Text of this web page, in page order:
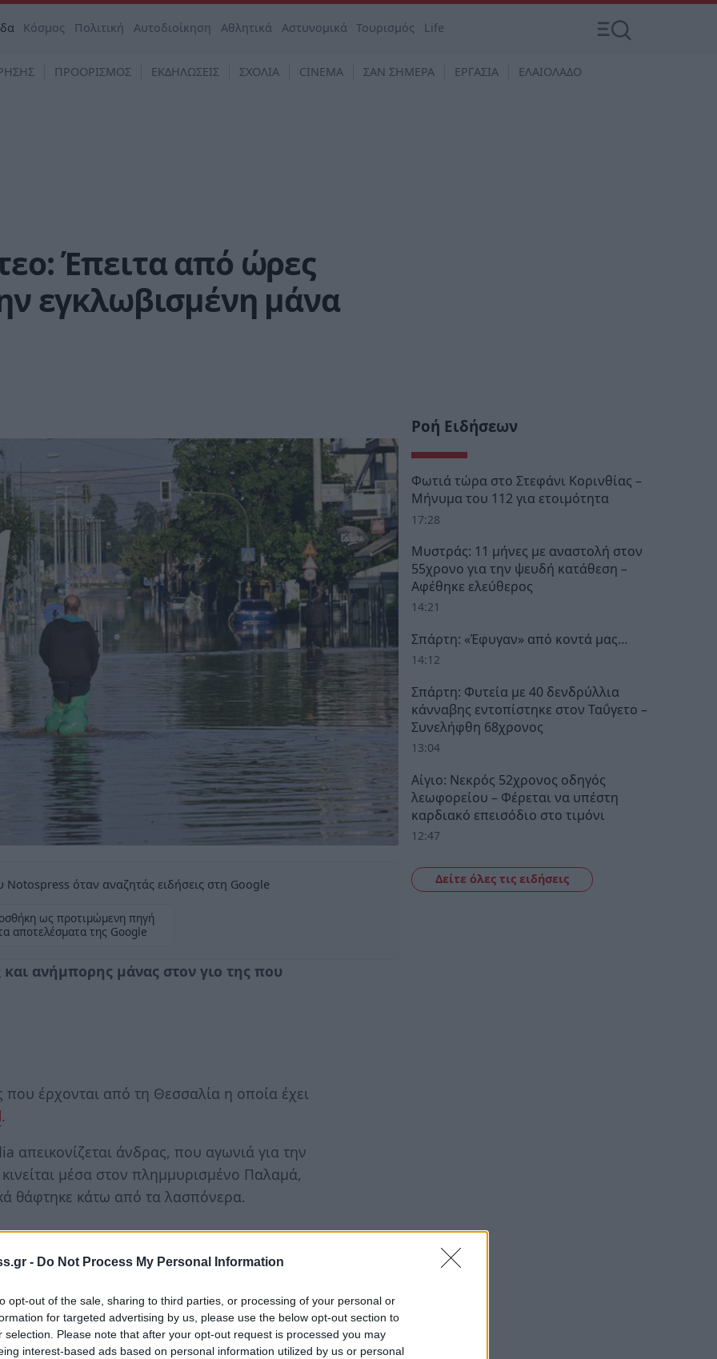
- Do Not Process My Personal Information
opt-out of the sale, sharing to third parties, or processing of your personal or
for targeted advertising by us, please use the below opt-out section to
selection. Please note that after your opt-out request is processed you may
interest-based ads based on personal information utilized by us or personal
Κόσμος Πολιτική Αυτοδιοίκηση Αθλητικά Αστυνομικά Τουρισμός Life
ΠΡΟΟΡΙΣΜΟΣ ΕΚΔΗΛΩΣΕΙΣ ΣΧΟΛΙΑ CINEMA ΣΑΝ ΣΗΜΕΡΑ ΕΡΓΑΣΙΑ ΕΛΑΙΟΛΑΔΟ
Έπειτα από ώρες
εγκλωβισμένη μάνα
όταν αναζητάς ειδήσεις στη Google
ως προτιμώμενη πηγή
αποτελέσματα της Google
ανήμπορης μάνας στον γιο της που
που έρχονται από τη Θεσσαλία η οποία έχει
.
απεικονίζεται άνδρας, που αγωνιά για την
μέσα στον πλημμυρισμένο Παλαμά,
θάφτηκε κάτω από τα λασπόνερα.
νερό, να φτάσει σπίτι του όπου βλέπει
ανοίγει την αγκαλιά της.
του λέει «πού είσαι βρε αγόρι
Ροή Ειδήσεων
Φωτιά τώρα στο Στεφάνι Κορινθίας –
Μήνυμα του 112 για ετοιμότητα
17:28
Μυστράς: 11 μήνες με αναστολή στον
55χρονο για την ψευδή κατάθεση –
Αφέθηκε ελεύθερος
14:21
Σπάρτη: «Έφυγαν» από κοντά μας…
14:12
Σπάρτη: Φυτεία με 40 δενδρύλλια
κάνναβης εντοπίστηκε στον Ταΰγετο –
Συνελήφθη 68χρονος
13:04
Αίγιο: Νεκρός 52χρονος οδηγός
λεωφορείου – Φέρεται να υπέστη
καρδιακό επεισόδιο στο τιμόνι
12:47
Δείτε όλες τις ειδήσεις